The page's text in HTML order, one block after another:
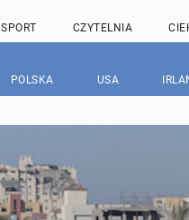
SPORT CZYTELNIA
POLSKA USA